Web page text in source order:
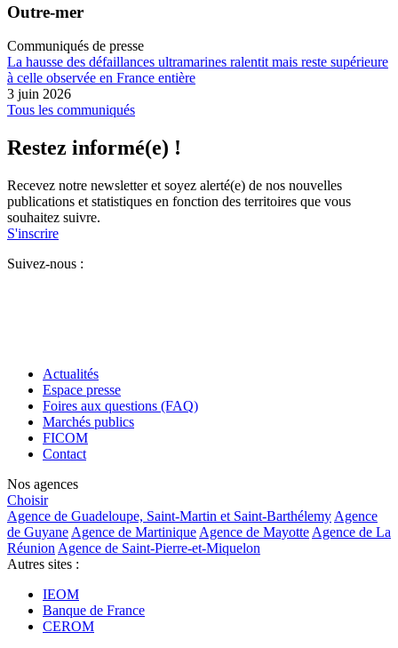
Outre-mer
Communiqués de presse
La hausse des défaillances ultramarines ralentit mais reste supérieure
à celle observée en France entière
3 juin 2026
Tous les communiqués
Restez informé(e) !
Recevez notre newsletter et soyez alerté(e) de nos nouvelles
publications et statistiques en fonction des territoires que vous
souhaitez suivre.
S'inscrire
Suivez-nous :
Actualités
Espace presse
Foires aux questions (FAQ)
Marchés publics
FICOM
Contact
Nos agences
Choisir
Agence de Guadeloupe, Saint-Martin et Saint-Barthélemy Agence
de Guyane Agence de Martinique Agence de Mayotte Agence de La
Réunion Agence de Saint-Pierre-et-Miquelon
Autres sites :
IEOM
Banque de France
CEROM